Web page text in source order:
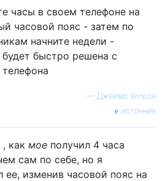
часы в своем телефоне на
часовой пояс - затем по
начните недели -
быстро решена с
— Джеймс Уилсон
источник
как мое получил 4 часа
сам по себе, но я
ее, изменив часовой пояс на